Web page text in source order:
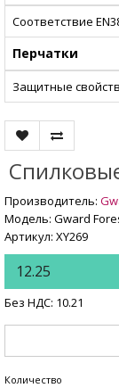
Соответствие
Перчатки
Защитные
Производитель:
Модель: Gward
Артикул: XY269
12.25
Без НДС: 10.21
Количество